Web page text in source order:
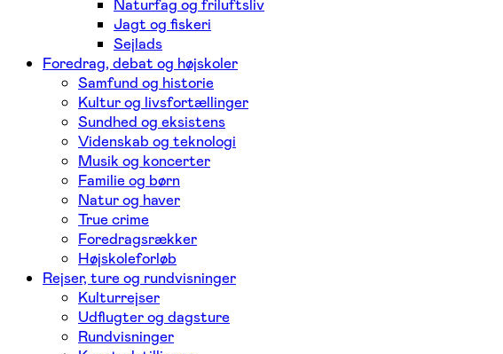
Naturfag og friluftsliv
Jagt og fiskeri
Sejlads
Foredrag, debat og højskoler
Samfund og historie
Kultur og livsfortællinger
Sundhed og eksistens
Videnskab og teknologi
Musik og koncerter
Familie og børn
Natur og haver
True crime
Foredragsrækker
Højskoleforløb
Rejser, ture og rundvisninger
Kulturrejser
Udflugter og dagsture
Rundvisninger